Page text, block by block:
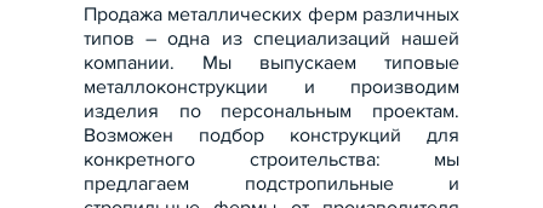
Продажа металлических ферм различных
типов – одна из специализаций нашей
компании. Мы выпускаем типовые
металлоконструкции и производим
изделия по персональным проектам.
Возможен подбор конструкций для
конкретного строительства: мы
предлагаем подстропильные и